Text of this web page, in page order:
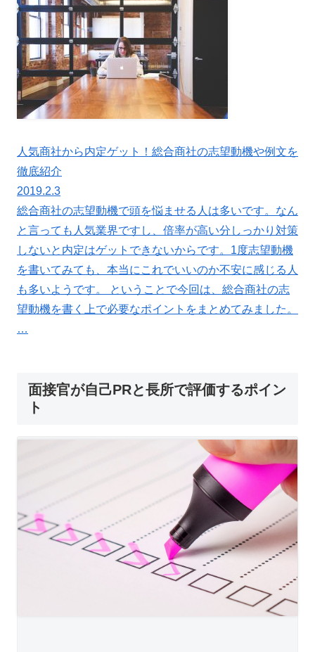
人気商社から内定ゲット！総合商社の志望動機や例文を
徹底紹介
2019.2.3
総合商社の志望動機で頭を悩ませる人は多いです。なん
と言っても人気業界ですし、倍率が高い分しっかり対策
しないと内定はゲットできないからです。1度志望動機
を書いてみても、本当にこれでいいのか不安に感じる人
も多いようです。 ということで今回は、総合商社の志
望動機を書く上で必要なポイントをまとめてみました。
…
面接官が自己PRと長所で評価するポイン
ト